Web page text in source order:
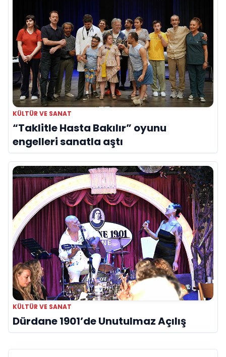
KÜLTÜR VE SANAT
“Taklitle Hasta Bakılır” oyunu
engelleri sanatla aştı
KÜLTÜR VE SANAT
Dürdane 1901’de Unutulmaz Açılış